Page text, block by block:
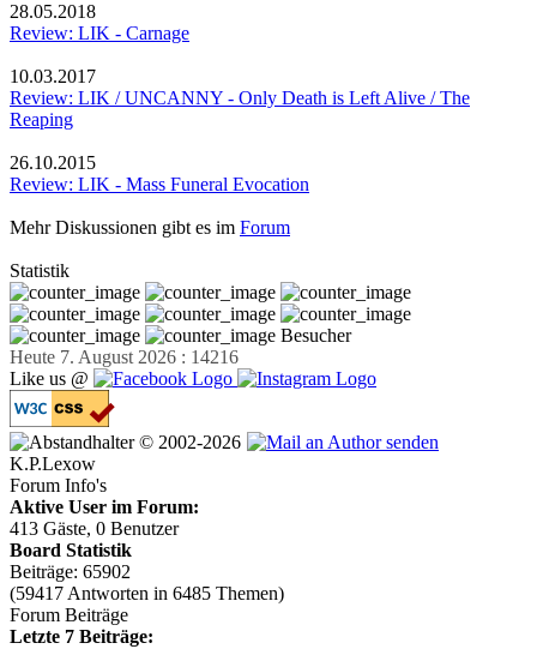
28.05.2018
Review: LIK - Carnage
10.03.2017
Review: LIK / UNCANNY - Only Death is Left Alive / The
Reaping
26.10.2015
Review: LIK - Mass Funeral Evocation
Mehr Diskussionen gibt es im Forum
Statistik
Besucher
Heute 7. August 2026 : 14216
Like us @
© 2002-2026
K.P.Lexow
Forum Info's
Aktive User im Forum:
413 Gäste, 0 Benutzer
Board Statistik
Beiträge: 65902
(59417 Antworten in 6485 Themen)
Forum Beiträge
Letzte 7 Beiträge: